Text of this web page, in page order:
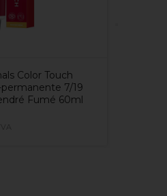
Color Touch
7/19
Fumé 60ml